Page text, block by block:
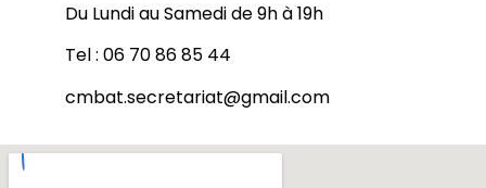
Du Lundi au Samedi de 9h à 19h
Tel : 06 70 86 85 44
cmbat.secretariat@gmail.com